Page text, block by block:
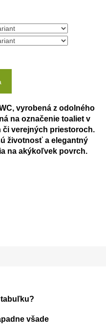
vyrobená z odolného
na označenie toaliet v
či verejných priestoroch.
životnosť a elegantný
na akýkoľvek povrch.
všade